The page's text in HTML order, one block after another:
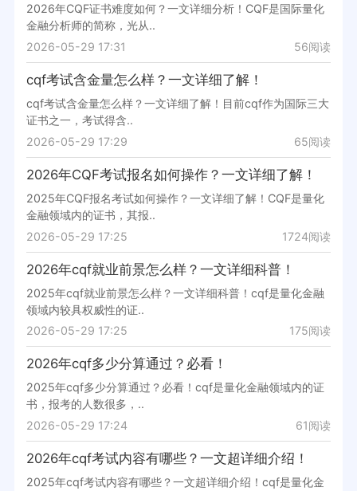
2026年CQF证书难度如何？一文详细分析！CQF是国际量化
金融分析师的简称，光从..
2026-05-29 17:31
56阅读
cqf考试含金量怎么样？一文详细了解！
cqf考试含金量怎么样？一文详细了解！目前cqf作为国际三大
证书之一，考试得含..
2026-05-29 17:29
65阅读
2026年CQF考试报名如何操作？一文详细了解！
2025年CQF报名考试如何操作？一文详细了解！CQF是量化
金融领域内的证书，其报..
2026-05-29 17:25
1724阅读
2026年cqf就业前景怎么样？一文详细科普！
2025年cqf就业前景怎么样？一文详细科普！cqf是量化金融
领域内较具权威性的证..
2026-05-29 17:25
175阅读
2026年cqf多少分算通过？必看！
2025年cqf多少分算通过？必看！cqf是量化金融领域内的证
书，报考的人数很多，..
2026-05-29 17:24
61阅读
2026年cqf考试内容有哪些？一文超详细介绍！
2025年cqf考试内容有哪些？一文超详细介绍！cqf是量化金